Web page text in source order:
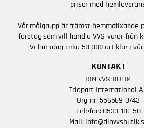
priser med
Vår målgrupp är främst hemmafixande
företag som vill handla VVS-varor från
Vi har idag cirka 50 000 artiklar i
KONTAKT
DIN VVS-BUTIK
Triopart International
Org-nr: 556569-3743
Telefon: 0533-106 50
Mail: